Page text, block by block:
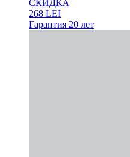
СКИДКА
268 LEI
Гарантия 20 лет